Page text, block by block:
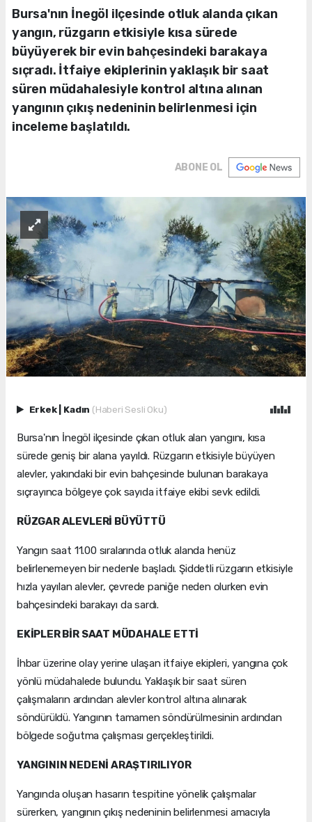
Bursa'nın İnegöl ilçesinde otluk alanda çıkan
yangın, rüzgarın etkisiyle kısa sürede
büyüyerek bir evin bahçesindeki barakaya
sıçradı. İtfaiye ekiplerinin yaklaşık bir saat
süren müdahalesiyle kontrol altına alınan
yangının çıkış nedeninin belirlenmesi için
inceleme başlatıldı.
ABONE OL
Erkek Kadın (Haberi Sesli Oku)
Bursa'nın İnegöl ilçesinde çıkan otluk alan yangını, kısa
sürede geniş bir alana yayıldı. Rüzgarın etkisiyle büyüyen
alevler, yakındaki bir evin bahçesinde bulunan barakaya
sıçrayınca bölgeye çok sayıda itfaiye ekibi sevk edildi.
RÜZGAR ALEVLERİ BÜYÜTTÜ
Yangın saat 11.00 sıralarında otluk alanda henüz
belirlenemeyen bir nedenle başladı. Şiddetli rüzgarın etkisiyle
hızla yayılan alevler, çevrede paniğe neden olurken evin
bahçesindeki barakayı da sardı.
EKİPLER BİR SAAT MÜDAHALE ETTİ
İhbar üzerine olay yerine ulaşan itfaiye ekipleri, yangına çok
yönlü müdahalede bulundu. Yaklaşık bir saat süren
çalışmaların ardından alevler kontrol altına alınarak
söndürüldü. Yangının tamamen söndürülmesinin ardından
bölgede soğutma çalışması gerçekleştirildi.
YANGININ NEDENİ ARAŞTIRILIYOR
Yangında oluşan hasarın tespitine yönelik çalışmalar
sürerken, yangının çıkış nedeninin belirlenmesi amacıyla